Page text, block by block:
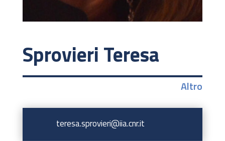
Sprovieri Teresa
Altro
teresa.sprovieri@iia.cnr.it